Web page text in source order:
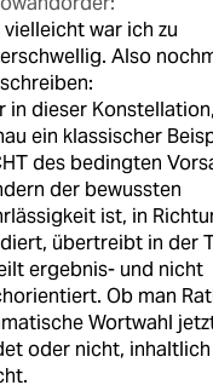
vielleicht war ich zu
Also
in dieser
ein klassischer
des bedingten
der bewussten
ist, in
übertreibt in der
ergebnis- und nicht
Ob man
Wortwahl
oder nicht,